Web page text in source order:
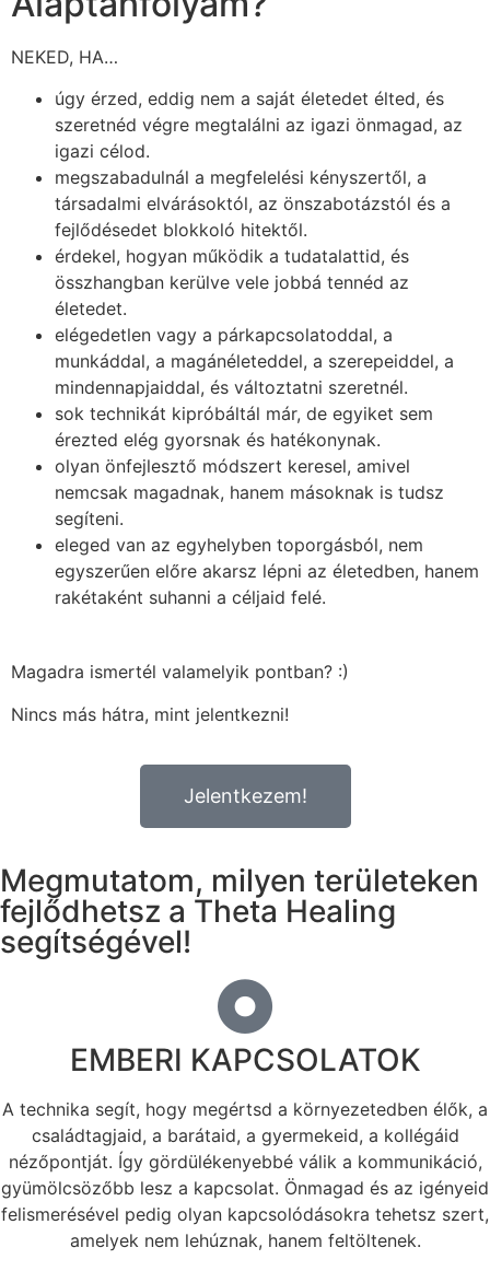
NEKED, HA…
úgy érzed, eddig nem a saját életedet élted, és
szeretnéd végre megtalálni az igazi önmagad, az
igazi célod.
megszabadulnál a megfelelési kényszertől, a
társadalmi elvárásoktól, az önszabotázstól és a
fejlődésedet blokkoló hitektől.
érdekel, hogyan működik a tudatalattid, és
összhangban kerülve vele jobbá tennéd az
életedet.
elégedetlen vagy a párkapcsolatoddal, a
munkáddal, a magánéleteddel, a szerepeiddel, a
mindennapjaiddal, és változtatni szeretnél.
sok technikát kipróbáltál már, de egyiket sem
érezted elég gyorsnak és hatékonynak.
olyan önfejlesztő módszert keresel, amivel
nemcsak magadnak, hanem másoknak is tudsz
segíteni.
eleged van az egyhelyben toporgásból, nem
egyszerűen előre akarsz lépni az életedben, hanem
rakétaként suhanni a céljaid felé.
Magadra ismertél valamelyik pontban? :)
Nincs más hátra, mint jelentkezni!
Jelentkezem!
Megmutatom, milyen területeken
fejlődhetsz a Theta Healing
segítségével!
EMBERI KAPCSOLATOK
A technika segít, hogy megértsd a környezetedben élők, a
családtagjaid, a barátaid, a gyermekeid, a kollégáid
nézőpontját. Így gördülékenyebbé válik a kommunikáció,
gyümölcsözőbb lesz a kapcsolat. Önmagad és az igényeid
felismerésével pedig olyan kapcsolódásokra tehetsz szert,
amelyek nem lehúznak, hanem feltöltenek.